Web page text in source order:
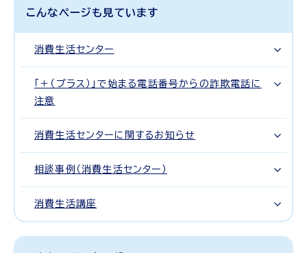
こんなページも見ています
消費生活センター
「＋（プラス）」で始まる電話番号からの詐欺電話に
注意
消費生活センターに関するお知らせ
相談事例（消費生活センター）
消費生活講座